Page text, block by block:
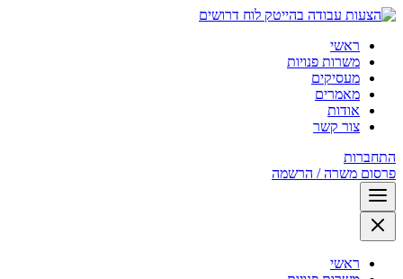
לוח דרושים
ראשי
משרות פנויות
מעסיקים
מאמרים
אודות
צור קשר
התחברות
פרסום משרה / הרשמה
ראשי